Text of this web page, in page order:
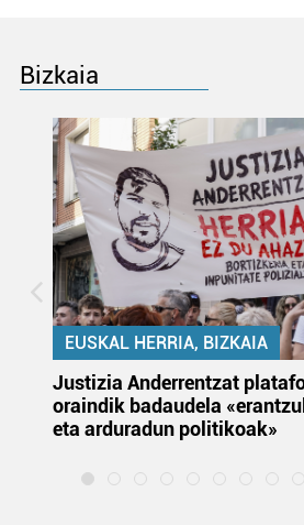
Bizkaia
EUSKAL HERRIA, BIZKAIA
Justizia Anderrentzat
oraindik badaudela
eta arduradun politikoak»